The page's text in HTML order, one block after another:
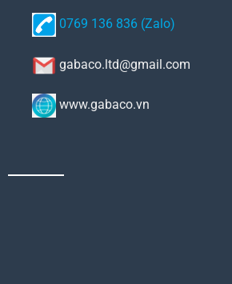
0769 136 836 (Zalo)
gabaco.ltd@gmail.com
www.gabaco.vn